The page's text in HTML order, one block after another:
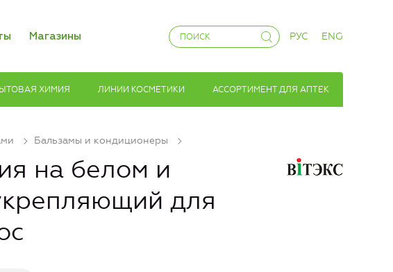
Магазины РУС ENG
ХИМИЯ ЛИНИИ КОСМЕТИКИ АССОРТИМЕНТ ДЛЯ АПТЕК
Бальзамы и кондиционеры
на белом и
для